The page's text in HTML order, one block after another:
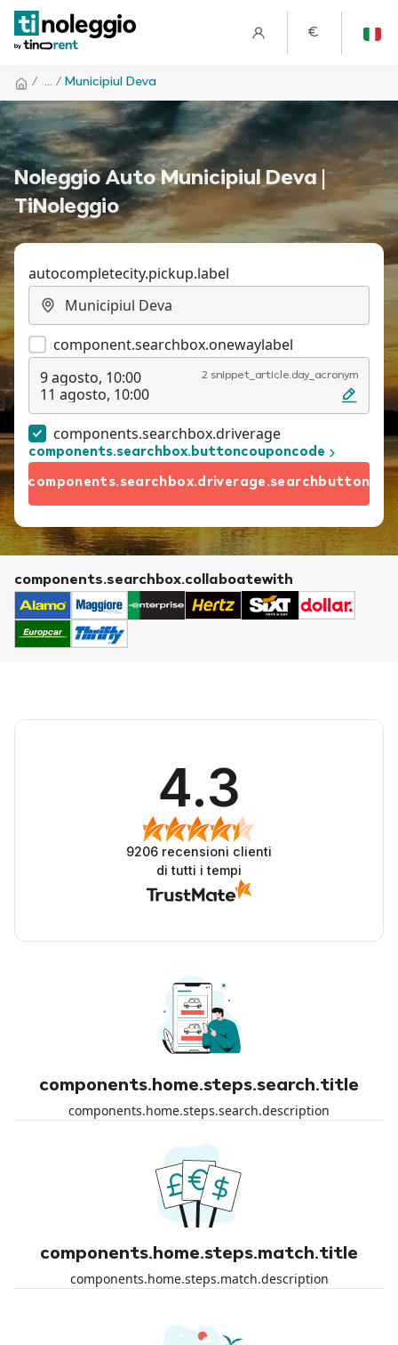
€
/ ... / Municipiul Deva
Noleggio Auto Municipiul Deva |
TiNoleggio
autocompletecity.pickup.label
component.searchbox.onewaylabel
9 agosto, 10:00
11 agosto, 10:00
2 snippet_article.day_acronym
components.searchbox.driverage
components.searchbox.buttoncouponcode
components.searchbox.driverage.searchbutton
components.searchbox.collaboatewith
4.3
9206 recensioni clienti
di tutti i tempi
components.home.steps.search.title
components.home.steps.search.description
components.home.steps.match.title
components.home.steps.match.description